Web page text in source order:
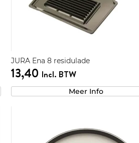
JURA Ena 8 residulade
13,40 Incl. BTW
Meer Info